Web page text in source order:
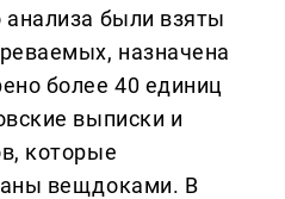
анализа были взяты
назначена
более 40 единиц
выписки и
которые
вещдоками. В